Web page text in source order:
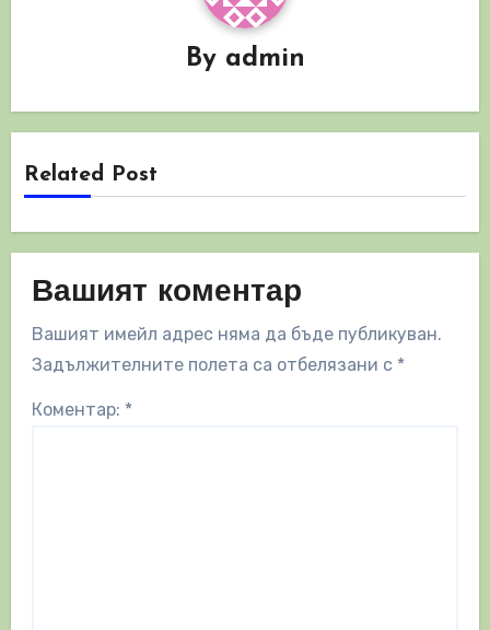
By admin
Related Post
Вашият коментар
Вашият имейл адрес няма да бъде публикуван.
Задължителните полета са отбелязани с *
Коментар: *